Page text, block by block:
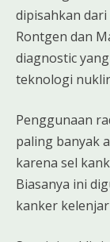
dipisahkan dari
Rontgen dan
diagnostic
teknologi
Penggunaan
paling banyak
karena sel
Biasanya ini
kanker